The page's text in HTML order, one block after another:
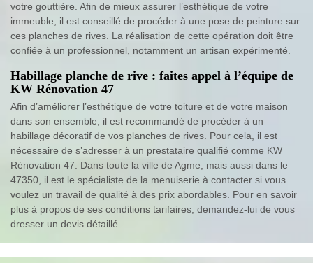
votre gouttière. Afin de mieux assurer l’esthétique de votre
immeuble, il est conseillé de procéder à une pose de peinture sur
ces planches de rives. La réalisation de cette opération doit être
confiée à un professionnel, notamment un artisan expérimenté.
Habillage planche de rive : faites appel à l’équipe de
KW Rénovation 47
Afin d’améliorer l’esthétique de votre toiture et de votre maison
dans son ensemble, il est recommandé de procéder à un
habillage décoratif de vos planches de rives. Pour cela, il est
nécessaire de s’adresser à un prestataire qualifié comme KW
Rénovation 47. Dans toute la ville de Agme, mais aussi dans le
47350, il est le spécialiste de la menuiserie à contacter si vous
voulez un travail de qualité à des prix abordables. Pour en savoir
plus à propos de ses conditions tarifaires, demandez-lui de vous
dresser un devis détaillé.